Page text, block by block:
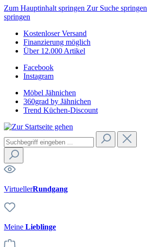
Zum Hauptinhalt springen Zur Suche springen
springen
Kostenloser Versand
Finanzierung möglich
Über 12.000 Artikel
Facebook
Instagram
Möbel Jähnichen
360grad by Jähnichen
Trend Küchen-Discount
VirtuellerRundgang
Meine Lieblinge